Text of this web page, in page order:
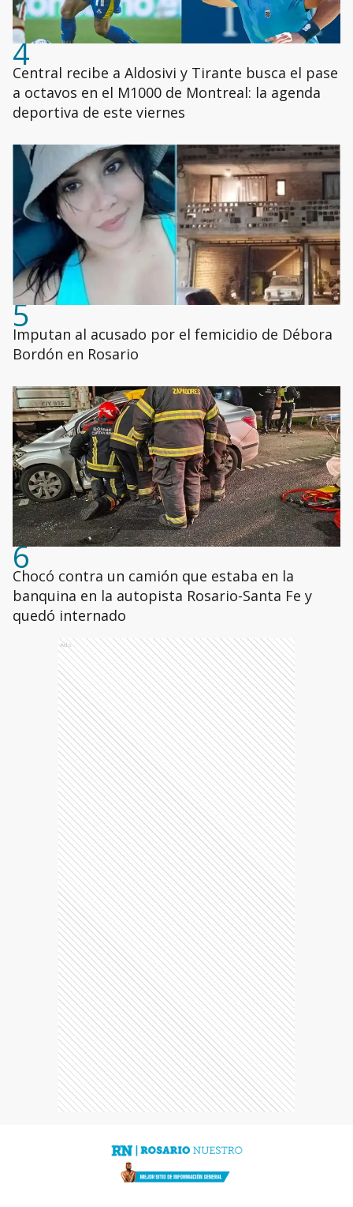
4
Central recibe a Aldosivi y Tirante busca el pase
a octavos en el M1000 de Montreal: la agenda
deportiva de este viernes
5
Imputan al acusado por el femicidio de Débora
Bordón en Rosario
6
Chocó contra un camión que estaba en la
banquina en la autopista Rosario-Santa Fe y
quedó internado
Ads